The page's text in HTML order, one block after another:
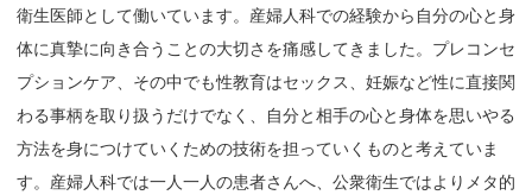
衛生医師として働いています。産婦人科での経験から自分の心と身
体に真摯に向き合うことの大切さを痛感してきました。プレコンセ
プションケア、その中でも性教育はセックス、妊娠など性に直接関
わる事柄を取り扱うだけでなく、自分と相手の心と身体を思いやる
方法を身につけていくための技術を担っていくものと考えていま
す。産婦人科では一人一人の患者さんへ、公衆衛生ではよりメタ的